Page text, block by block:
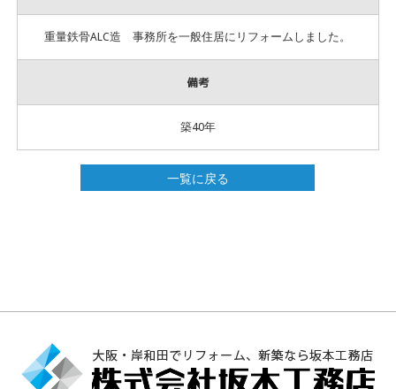
重量鉄骨ALC造 事務所を一般住居にリフォームしました。
備考
築40年
一覧に戻る